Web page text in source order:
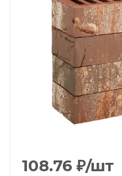
108.76 ₽/шт